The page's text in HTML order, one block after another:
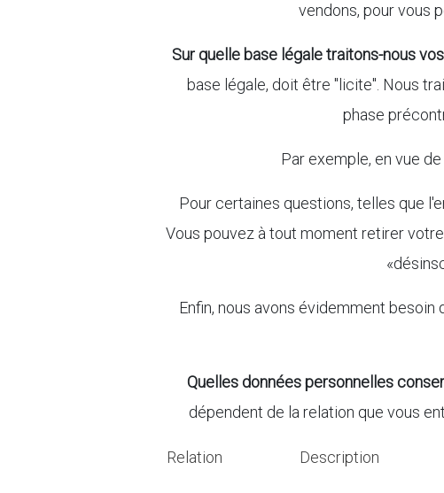
vendons, pour vous
Sur quelle base légale traitons-nous
base légale, doit être "licite". Nous
phase
Par exemple, en vue
Pour certaines questions, telles que
Vous pouvez à tout moment retirer
Enfin, nous avons évidemment
Quelles données personnelles
dépendent de la relation que vous
Relation Description